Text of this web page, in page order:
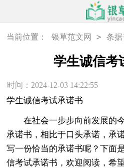
当前位置： 银草范文网 > 条
学生诚信考
时间：2024-12-03 14:22:55
学生诚信考试承诺书
在社会一步步向前发展的今
承诺书，相比于口头承诺，承
写一份恰当的承诺书呢？下面
信考试承诺书，欢迎阅读，希